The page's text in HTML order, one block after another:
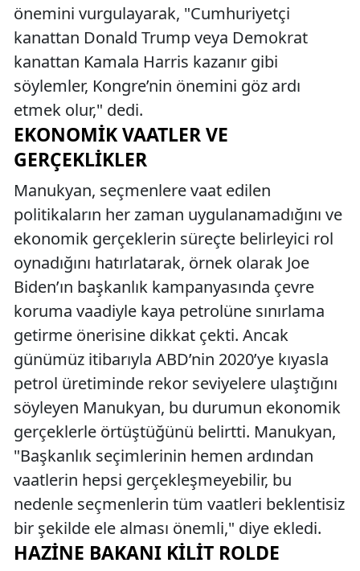
önemini vurgulayarak, "Cumhuriyetçi
kanattan Donald Trump veya Demokrat
kanattan Kamala Harris kazanır gibi
söylemler, Kongre’nin önemini göz ardı
etmek olur," dedi.
EKONOMIK VAATLER VE
GERÇEKLIKLER
Manukyan, seçmenlere vaat edilen
politikaların her zaman uygulanamadığını ve
ekonomik gerçeklerin süreçte belirleyici rol
oynadığını hatırlatarak, örnek olarak Joe
Biden’ın başkanlık kampanyasında çevre
koruma vaadiyle kaya petrolüne sınırlama
getirme önerisine dikkat çekti. Ancak
günümüz itibarıyla ABD’nin 2020’ye kıyasla
petrol üretiminde rekor seviyelere ulaştığını
söyleyen Manukyan, bu durumun ekonomik
gerçeklerle örtüştüğünü belirtti. Manukyan,
"Başkanlık seçimlerinin hemen ardından
vaatlerin hepsi gerçekleşmeyebilir, bu
nedenle seçmenlerin tüm vaatleri beklentisiz
bir şekilde ele alması önemli," diye ekledi.
HAZINE BAKANI KILIT ROLDE